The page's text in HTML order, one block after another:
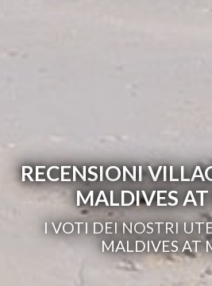
RECENSIONI
MALDIVES
I VOTI DEI NOSTRI
MALDIVES AT